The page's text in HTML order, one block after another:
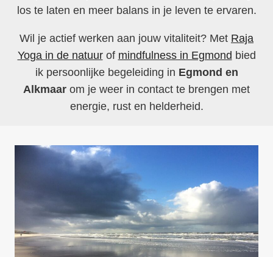
los te laten en meer balans in je leven te ervaren.
Wil je actief werken aan jouw vitaliteit? Met Raja
Yoga in de natuurof mindfulness in Egmond bied
ik persoonlijke begeleiding in Egmond en
Alkmaar om je weer in contact te brengen met
energie, rust en helderheid.